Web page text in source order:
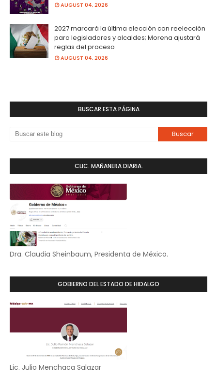
AUGUST 04, 2026
2027 marcará la última elección con reelección
para legisladores y alcaldes; Morena ajustará
reglas del proceso
AUGUST 04, 2026
BUSCAR ESTA PÁGINA
CLIC. MAÑANERA DIARIA.
Dra. Claudia Sheinbaum, Presidenta de México.
GOBIERNO DEL ESTADO DE HIDALGO
Lic. Julio Menchaca Salazar